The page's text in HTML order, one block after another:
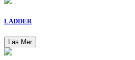
LADDER
Läs Mer